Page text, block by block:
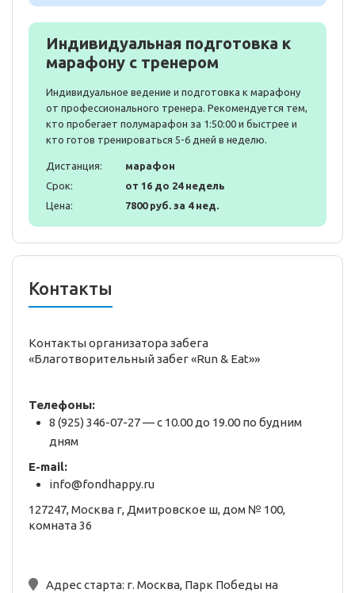
Индивидуальная подготовка к
марафону с тренером
Индивидуальное ведение и подготовка к марафону
от профессионального тренера. Рекомендуется тем,
кто пробегает полумарафон за 1:50:00 и быстрее и
кто готов тренироваться 5-6 дней в неделю.
Дистанция:
марафон
Срок:
от 16 до 24 недель
Цена:
7800 руб. за 4 нед.
Контакты
Контакты организатора забега
«Благотворительный забег «Run & Eat»»
Телефоны:
8 (925) 346-07-27 — с 10.00 до 19.00 по будним
дням
E-mail:
info@fondhappy.ru
127247, Москва г, Дмитровское ш, дом № 100,
комната 36
Адрес старта: г. Москва, Парк Победы на